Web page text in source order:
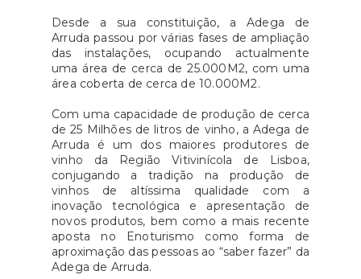
Desde a sua constituição, a Adega de
Arruda passou por várias fases de ampliação
das instalações, ocupando actualmente
uma área de cerca de 25.000M2, com uma
área coberta de cerca de 10.000M2.
Com uma capacidade de produção de cerca
de 25 Milhões de litros de vinho, a Adega de
Arruda é um dos maiores produtores de
vinho da Região Vitivinícola de Lisboa,
conjugando a tradição na produção de
vinhos de altíssima qualidade com a
inovação tecnológica e apresentação de
novos produtos, bem como a mais recente
aposta no Enoturismo como forma de
aproximação das pessoas ao “saber fazer” da
Adega de Arruda.